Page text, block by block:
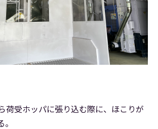
荷受ホッパに張り込む際に、ほこりが